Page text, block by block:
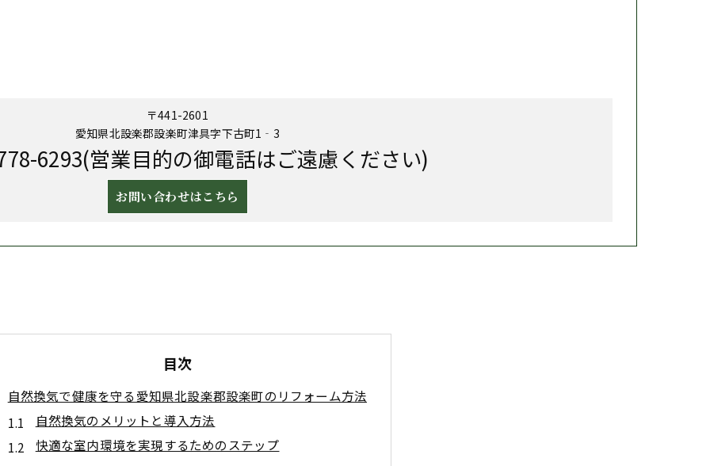
〒441-2601
愛知県北設楽郡設楽町津具字下古町1‐3
6293(営業目的の御電話はご遠慮ください)
お問い合わせはこちら
目次
自然換気で健康を守る愛知県北設楽郡設楽町のリフォーム方法
自然換気のメリットと導入方法
快適な室内環境を実現するためのステップ